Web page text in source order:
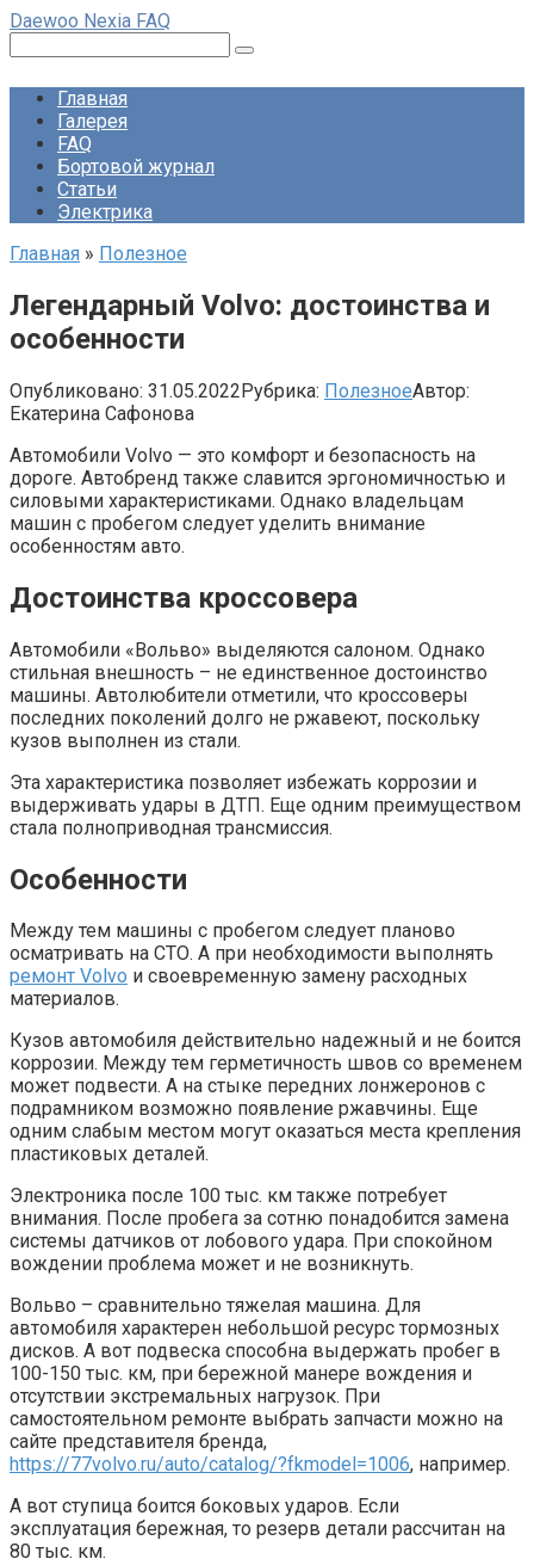
Перейти
контенту
Daewoo Nexia FAQ
Главная
Галерея
FAQ
Бортовой журнал
Статьи
Электрика
Главная » Полезное
Легендарный Volvo: достоинства и
особенности
Опубликовано: 31.05.2022Рубрика: ПолезноеАвтор:
Екатерина Сафонова
Автомобили Volvo — это комфорт и безопасность на
дороге. Автобренд также славится эргономичностью и
силовыми характеристиками. Однако владельцам
машин с пробегом следует уделить внимание
особенностям авто.
Достоинства кроссовера
Автомобили «Вольво» выделяются салоном. Однако
стильная внешность – не единственное достоинство
машины. Автолюбители отметили, что кроссоверы
последних поколений долго не ржавеют, поскольку
кузов выполнен из стали.
Эта характеристика позволяет избежать коррозии и
выдерживать удары в ДТП. Еще одним преимуществом
стала полноприводная трансмиссия.
Особенности
Между тем машины с пробегом следует планово
осматривать на СТО. А при необходимости выполнять
ремонт Volvo и своевременную замену расходных
материалов.
Кузов автомобиля действительно надежный и не боится
коррозии. Между тем герметичность швов со временем
может подвести. А на стыке передних лонжеронов с
подрамником возможно появление ржавчины. Еще
одним слабым местом могут оказаться места крепления
пластиковых деталей.
Электроника после 100 тыс. км также потребует
внимания. После пробега за сотню понадобится замена
системы датчиков от лобового удара. При спокойном
вождении проблема может и не возникнуть.
Вольво – сравнительно тяжелая машина. Для
автомобиля характерен небольшой ресурс тормозных
дисков. А вот подвеска способна выдержать пробег в
100-150 тыс. км, при бережной манере вождения и
отсутствии экстремальных нагрузок. При
самостоятельном ремонте выбрать запчасти можно на
сайте представителя бренда,
https://77volvo.ru/auto/catalog/?fkmodel=1006, например.
А вот ступица боится боковых ударов. Если
эксплуатация бережная, то резерв детали рассчитан на
80 тыс. км.